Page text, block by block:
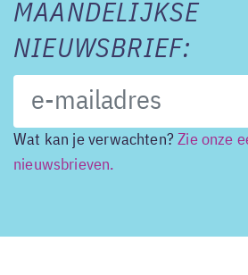
MAANDELIJKSE
NIEUWSBRIEF:
Wat kan je verwachten?Zie onze
nieuwsbrieven.